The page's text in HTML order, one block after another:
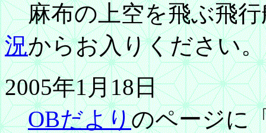
麻布の上空を飛ぶ飛行
況からお入りください。
2005年1月18日
OBだよりのページに